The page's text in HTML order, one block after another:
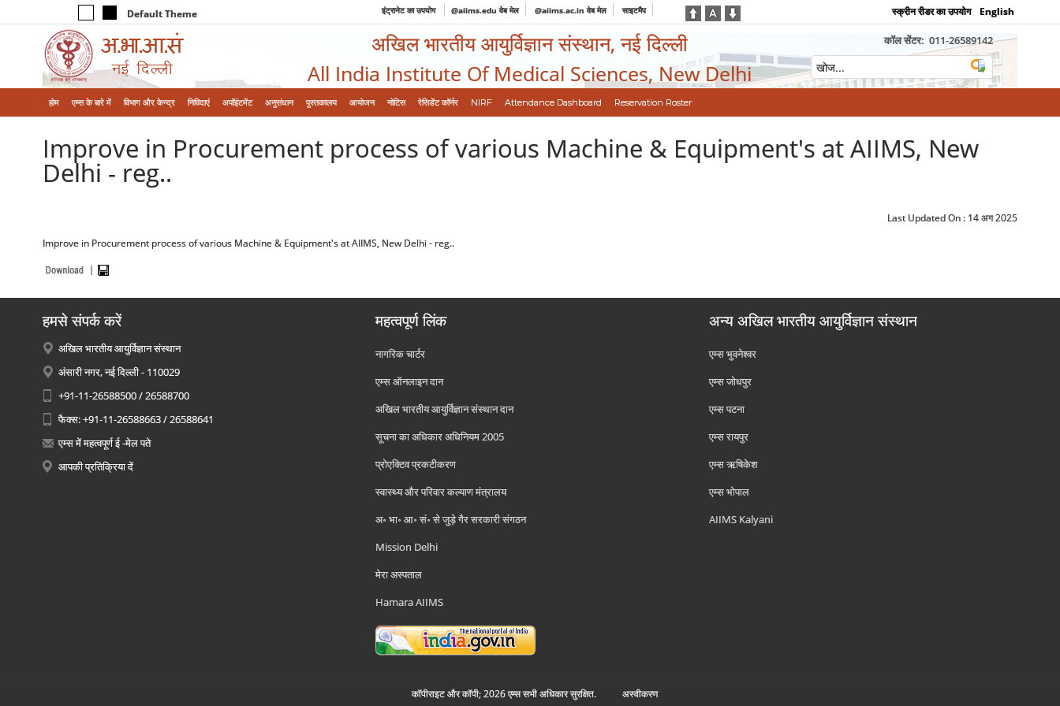
Default Theme इंट्रानेट का उपयोग @aiims.edu वेब मेल @aiims.ac.in वेब मेल साइटमैप स्क्रीन रीडर का उपयोग English
अखिल भारतीय आयुर्विज्ञान संस्थान, नई दिल्ली
All India Institute Of Medical Sciences, New Delhi
कॉल सेंटर: 011-26589142
होम एम्‍स के बारे में विभाग और केन्‍द्र निविदाएं अपॉइंटमेंट अनुसंधान पुस्तकालय आयोजन नोटिस रेसिडेंट कॉर्नर NIRF Attendance Dashboard Reservation Roster
Improve in Procurement process of various Machine & Equipment's at AIIMS, New
Delhi - reg..
Last Updated On : 14 अग 2025
Improve in Procurement process of various Machine & Equipment's at AIIMS, New Delhi - reg..
हमसे संपर्क करें
अखिल भारतीय आयुर्विज्ञान संस्थान
अंसारी नगर, नई दिल्ली - 110029
+91-11-26588500 / 26588700
फैक्स: +91-11-26588663 / 26588641
एम्स में महत्वपूर्ण ई -मेल पते
आपकी प्रतिक्रिया दें
महत्वपूर्ण लिंक
नागरिक चार्टर
एम्स ऑनलाइन दान
अखिल भारतीय आयुर्विज्ञान संस्थान दान
सूचना का अधिकार अधिनियम 2005
प्रोएक्टिव प्रकटीकरण
स्वास्थ्य और परिवार कल्याण मंत्रालय
अ॰ भा॰ आ॰ सं॰ से जुड़े गैर सरकारी संगठन
Mission Delhi
मेरा अस्पताल
Hamara AIIMS
अन्य अखिल भारतीय आयुर्विज्ञान संस्थान
एम्‍स भुवनेश्वर
एम्‍स जोधपुर
एम्‍स पटना
एम्‍स रायपुर
एम्‍स ऋषिकेश
एम्‍स भोपाल
AIIMS Kalyani
कॉपीराइट और कॉपी; 2026 एम्स सभी अधिकार सुरक्षित. अस्‍वीकरण